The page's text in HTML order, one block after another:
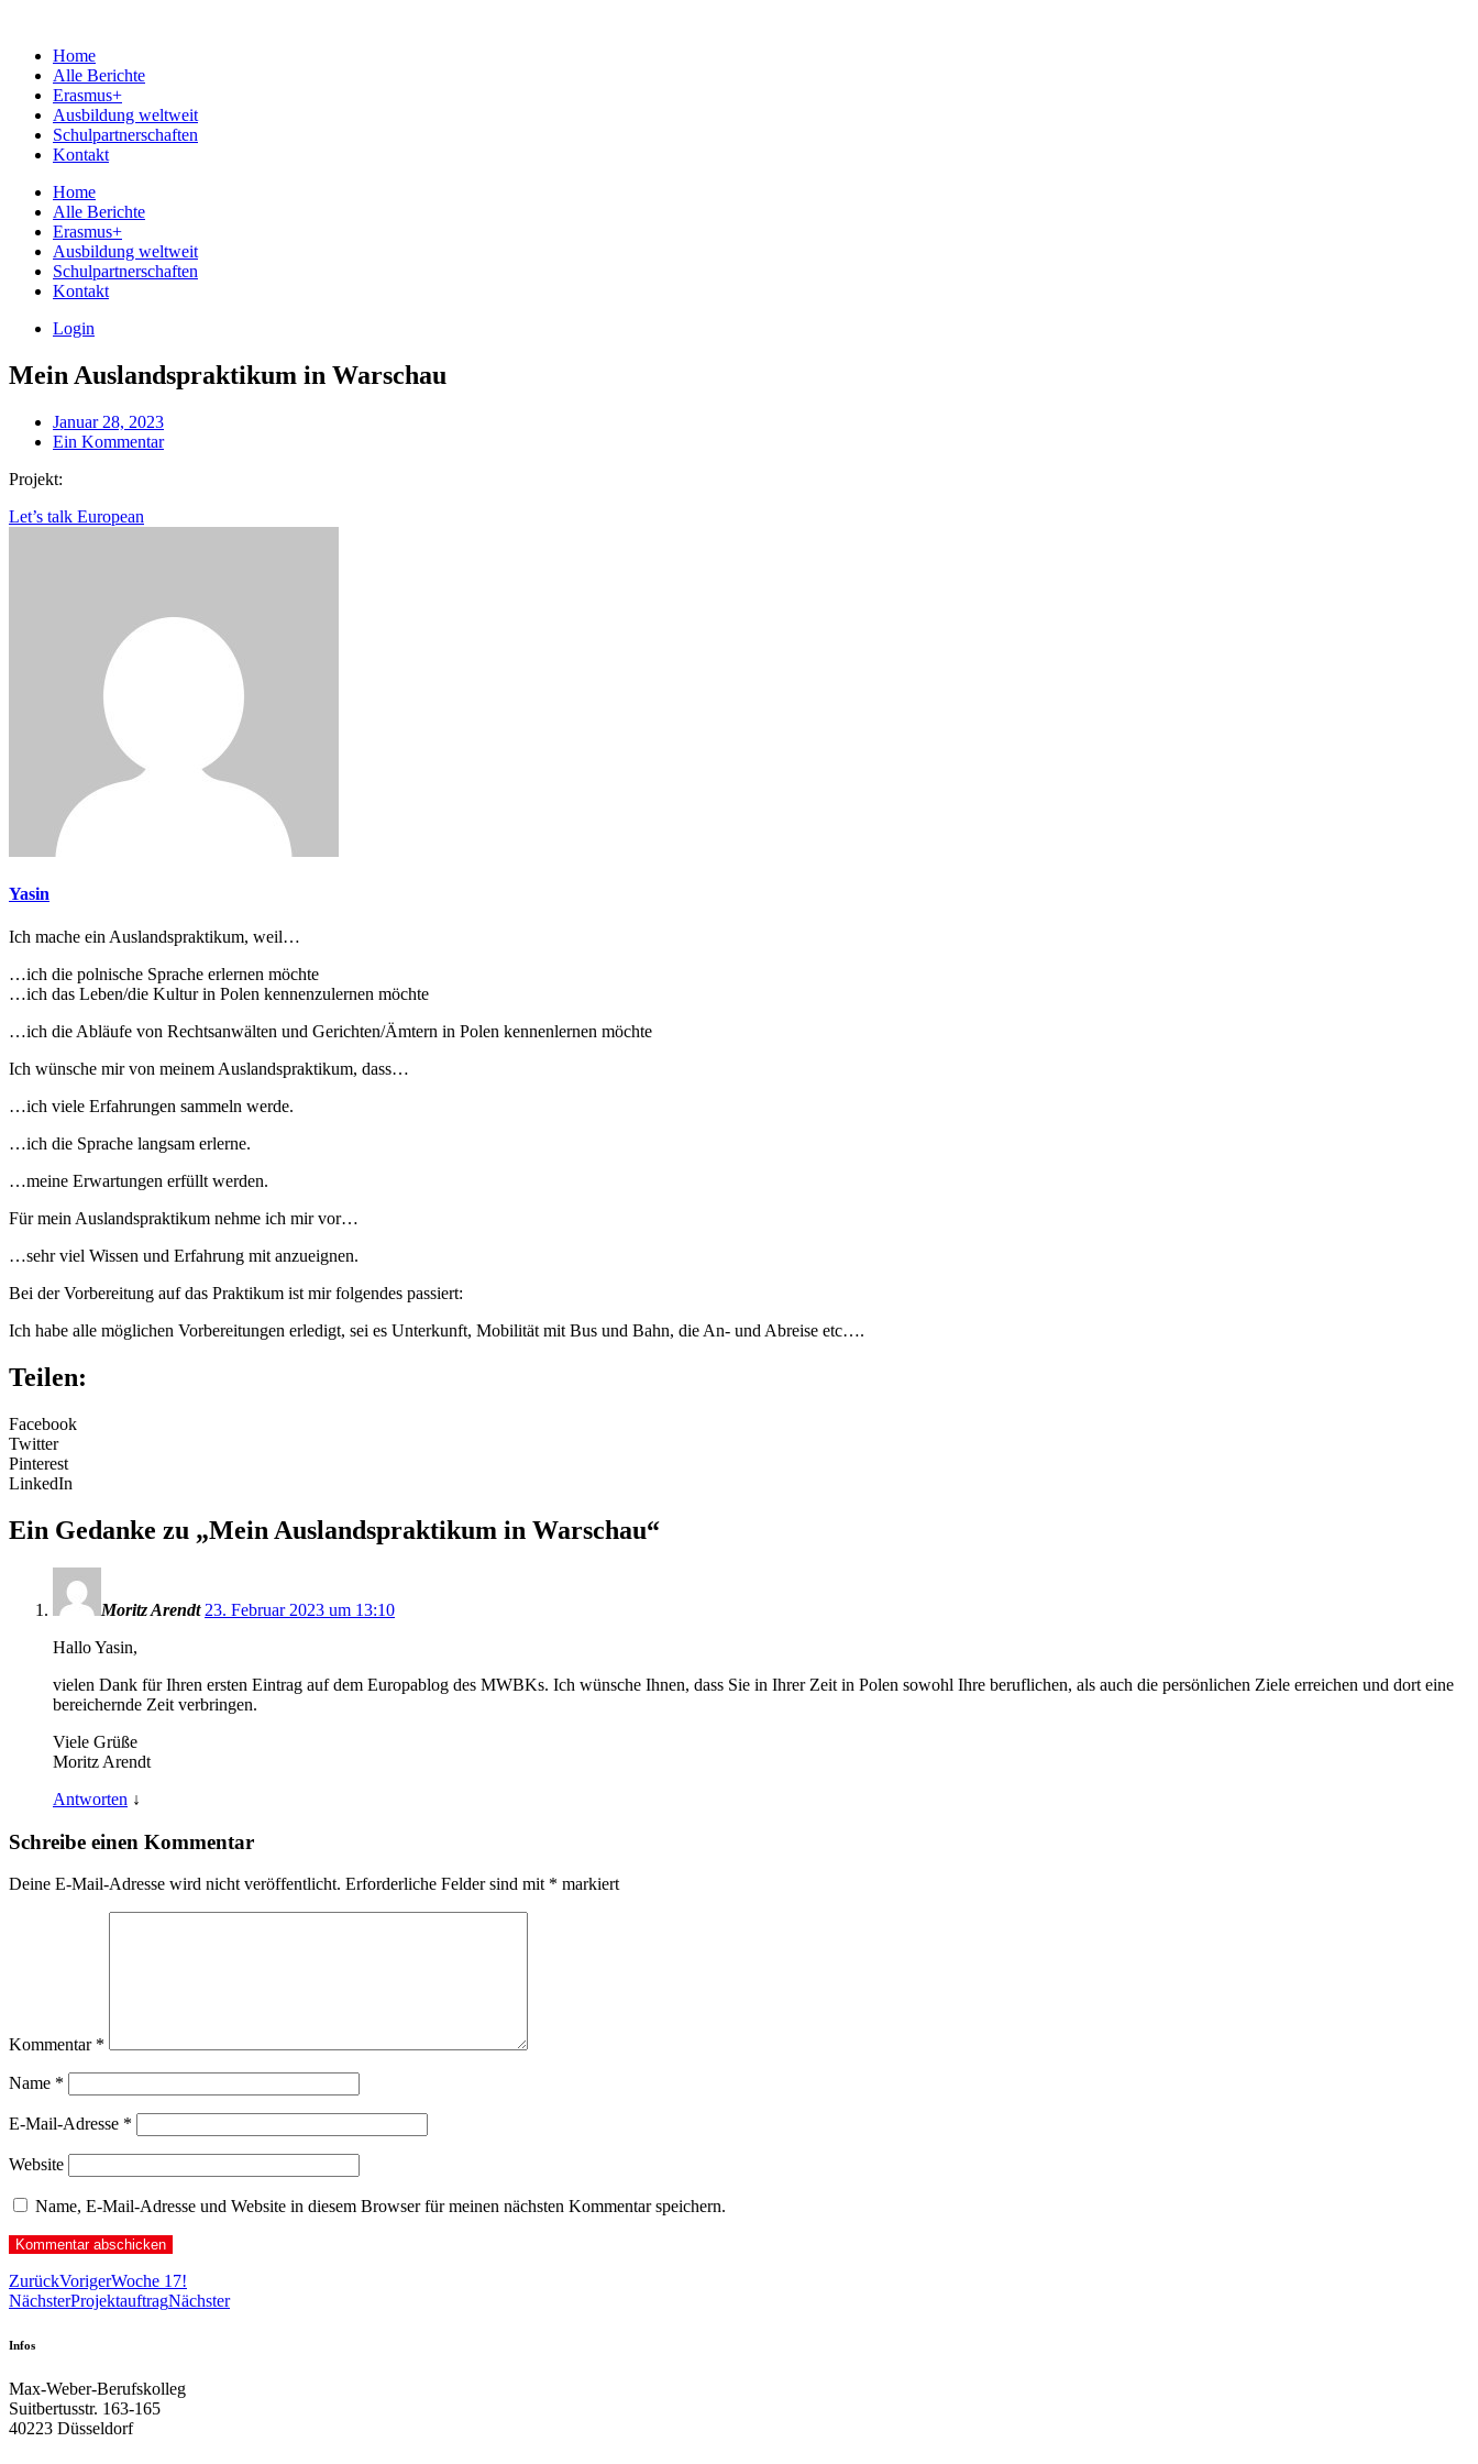
Home
Alle Berichte
Erasmus+
Ausbildung weltweit
Schulpartnerschaften
Kontakt
Home
Alle Berichte
Erasmus+
Ausbildung weltweit
Schulpartnerschaften
Kontakt
Login
Mein Auslandspraktikum in Warschau
Januar 28, 2023
Ein Kommentar
Projekt:
Let’s talk European
Yasin
Ich mache ein Auslandspraktikum, weil…
…ich die polnische Sprache erlernen möchte
…ich das Leben/die Kultur in Polen kennenzulernen möchte
…ich die Abläufe von Rechtsanwälten und Gerichten/Ämtern in Polen kennenlernen möchte
Ich wünsche mir von meinem Auslandspraktikum, dass…
…ich viele Erfahrungen sammeln werde.
…ich die Sprache langsam erlerne.
…meine Erwartungen erfüllt werden.
Für mein Auslandspraktikum nehme ich mir vor…
…sehr viel Wissen und Erfahrung mit anzueignen.
Bei der Vorbereitung auf das Praktikum ist mir folgendes passiert:
Ich habe alle möglichen Vorbereitungen erledigt, sei es Unterkunft, Mobilität mit Bus und Bahn, die An- und Abreise etc….
Teilen:
Facebook
Twitter
Pinterest
LinkedIn
Ein Gedanke zu „Mein Auslandspraktikum in Warschau“
Moritz Arendt 23. Februar 2023 um 13:10
Hallo Yasin,
vielen Dank für Ihren ersten Eintrag auf dem Europablog des MWBKs. Ich wünsche Ihnen, dass Sie in Ihrer Zeit in Polen sowohl Ihre beruflichen, als auch die persönlichen Ziele erreichen und dort eine
bereichernde Zeit verbringen.
Viele Grüße
Moritz Arendt
Antworten ↓
Schreibe einen Kommentar
Deine E-Mail-Adresse wird nicht veröffentlicht. Erforderliche Felder sind mit * markiert
Kommentar *
Name *
E-Mail-Adresse *
Website
Name, E-Mail-Adresse und Website in diesem Browser für meinen nächsten Kommentar speichern.
ZurückVorigerWoche 17!
NächsterProjektauftragNächster
Infos
Max-Weber-Berufskolleg
Suitbertusstr. 163-165
40223 Düsseldorf